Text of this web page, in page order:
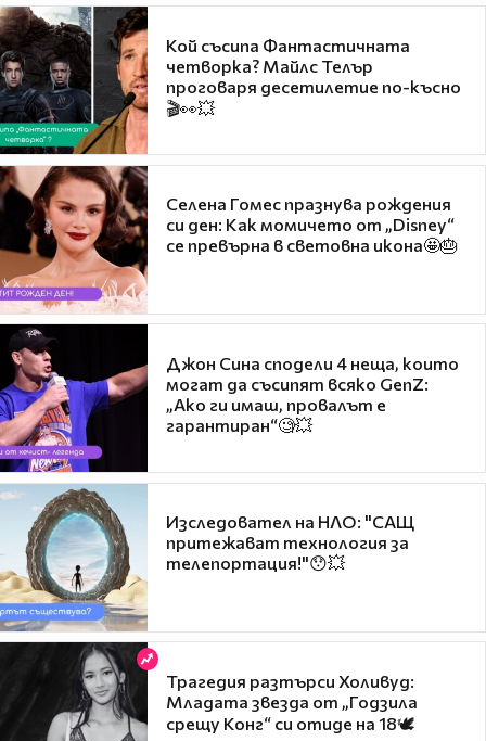
Кой съсипа Фантастичната
четворка? Майлс Телър
проговаря десетилетие по-късно
🎬👀💥
Селена Гомес празнува рождения
си ден: Как момичето от „Disney“
се превърна в световна икона🤩🎂
Джон Сина сподели 4 неща, които
могат да съсипят всяко GenZ:
„Ако ги имаш, провалът е
гарантиран“🧐💥
Изследовател на НЛО: "САЩ
притежават технология за
телепортация!"😯💥
Трагедия разтърси Холивуд:
Младата звезда от „Годзила
срещу Конг“ си отиде на 18🕊️